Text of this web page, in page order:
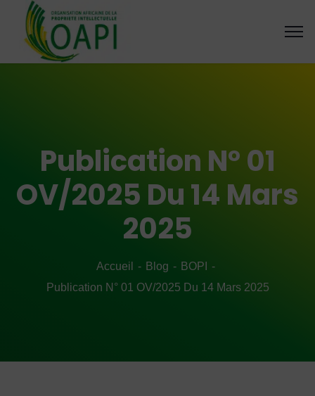
Publication N° 01
OV/2025 Du 14 Mars
2025
Accueil Blog
BOPI
Publication N° 01 OV/2025 Du 14 Mars 2025